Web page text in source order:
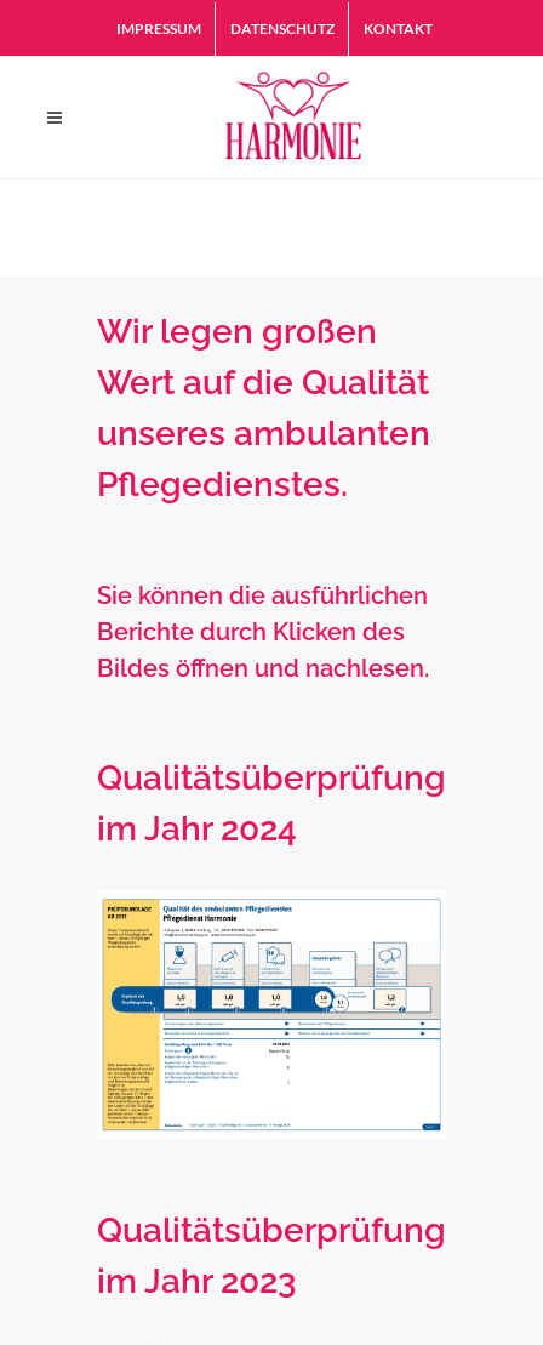
IMPRESSUM DATENSCHUTZ KONTAKT
Wir legen großen
Wert auf die Qualität
unseres ambulanten
Pflegedienstes.
Sie können die ausführlichen
Berichte durch Klicken des
Bildes öffnen und nachlesen.
Qualitätsüberprüfung
im Jahr 2024
Qualitätsüberprüfung
im Jahr 2023